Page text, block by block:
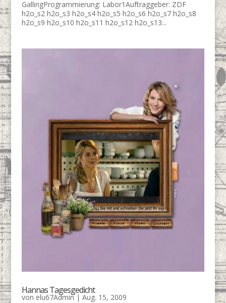
GallingProgrammierung: Labor1Auftraggeber: ZDF
h2o_s2 h2o_s3 h2o_s4 h2o_s5 h2o_s6 h2o_s7 h2o_s8
h2o_s9 h2o_s10 h2o_s11 h2o_s12 h2o_s13...
Hannas Tagesgedicht
von elu67Admin| Aug. 15, 2009